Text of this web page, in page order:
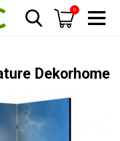
0
Dekorhome